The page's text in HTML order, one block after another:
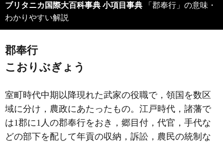
ブリタニカ国際大百科事典 小項目事典 「郡奉行」の意味・
わかりやすい解説
郡奉行
こおりぶぎょう
室町時代中期以降現れた武家の役職で，領国を数区
域に分け，農政にあたったもの。江戸時代，諸藩で
は1郡に1人の郡奉行をおき，郷目付，代官，手代な
どの部下を配して年貢の収納，訴訟，農民の統制な